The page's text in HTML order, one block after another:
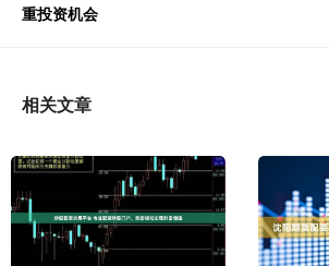
重投资机会
相关文章